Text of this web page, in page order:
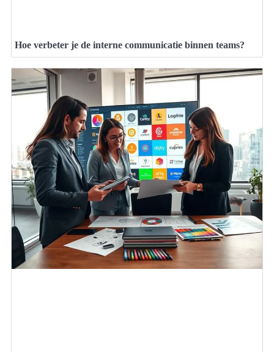
Hoe verbeter je de interne communicatie binnen teams?